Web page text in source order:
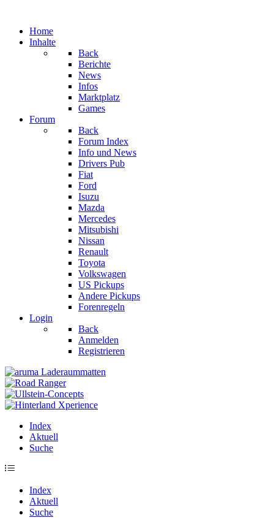
Home
Inhalte
Back
Berichte
News
Infos
Marktplatz
Games
Forum
Back
Forum Index
Info und News
Drivers Pub
Fiat
Ford
Isuzu
Mazda
Mercedes
Mitsubishi
Nissan
Renault
Toyota
Volkswagen
US Pickups
Andere Pickups
Forenregeln
Login
Back
Anmelden
Registrieren
Index
Aktuell
Suche
Index
Aktuell
Suche